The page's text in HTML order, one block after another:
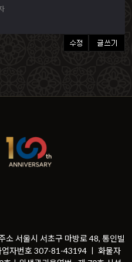
소 서울시 서초구 마방로 48, 통인빌
자번호 307-81-43194 ㅣ 화물자